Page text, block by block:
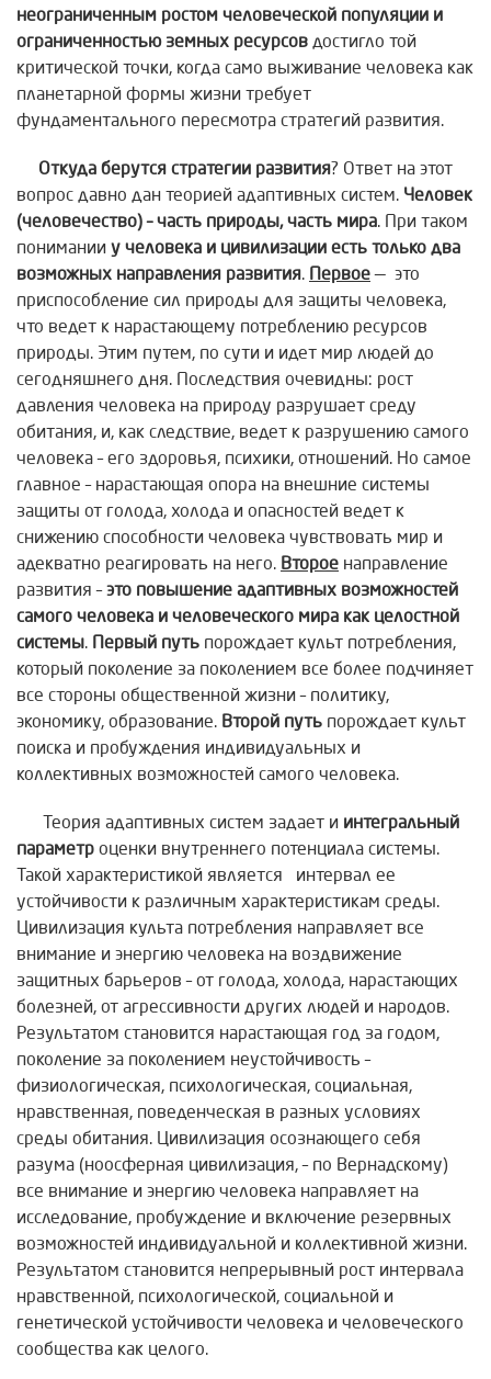
неограниченным ростом человеческой популяции и
ограниченностью земных ресурсов достигло той
критической точки, когда само выживание человека как
планетарной формы жизни требует
фундаментального пересмотра стратегий развития.
Откуда берутся стратегии развития? Ответ на этот
вопрос давно дан теорией адаптивных систем. Человек
(человечество) – часть природы, часть мира. При таком
понимании у человека и цивилизации есть только два
возможных направления развития. Первое — это
приспособление сил природы для защиты человека,
что ведет к нарастающему потреблению ресурсов
природы. Этим путем, по сути и идет мир людей до
сегодняшнего дня. Последствия очевидны: рост
давления человека на природу разрушает среду
обитания, и, как следствие, ведет к разрушению самого
человека – его здоровья, психики, отношений. Но самое
главное – нарастающая опора на внешние системы
защиты от голода, холода и опасностей ведет к
снижению способности человека чувствовать мир и
адекватно реагировать на него. Второе направление
развития –это повышение адаптивных возможностей
самого человека и человеческого мира как целостной
системы. Первый путь порождает культ потребления,
который поколение за поколением все более подчиняет
все стороны общественной жизни – политику,
экономику, образование. Второй путь порождает культ
поиска и пробуждения индивидуальных и
коллективных возможностей самого человека.
Теория адаптивных систем задает и интегральный
параметр оценки внутреннего потенциала системы.
Такой характеристикой является интервал ее
устойчивости к различным характеристикам среды.
Цивилизация культа потребления направляет все
внимание и энергию человека на воздвижение
защитных барьеров – от голода, холода, нарастающих
болезней, от агрессивности других людей и народов.
Результатом становится нарастающая год за годом,
поколение за поколением неустойчивость –
физиологическая, психологическая, социальная,
нравственная, поведенческая в разных условиях
среды обитания. Цивилизация осознающего себя
разума (ноосферная цивилизация, – по Вернадскому)
все внимание и энергию человека направляет на
исследование, пробуждение и включение резервных
возможностей индивидуальной и коллективной жизни.
Результатом становится непрерывный рост интервала
нравственной, психологической, социальной и
генетической устойчивости человека и человеческого
сообщества как целого.